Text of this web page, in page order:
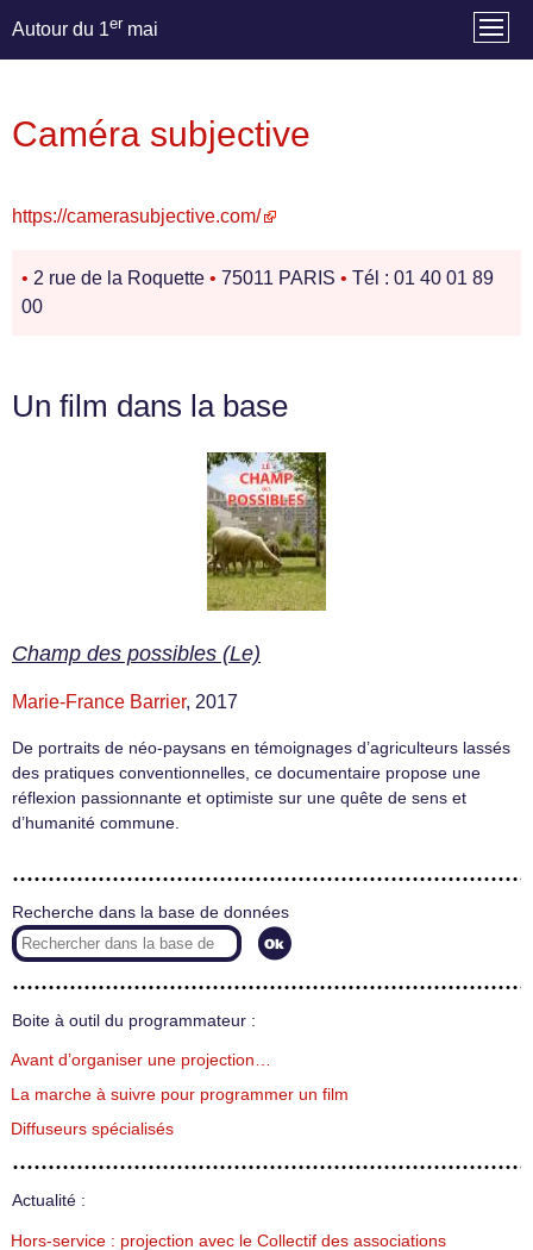
Autour du 1er mai
Caméra subjective
https://camerasubjective.com/
• 2 rue de la Roquette • 75011 PARIS • Tél : 01 40 01 89
00
Un film dans la base
Champ des possibles (Le)
Marie-France Barrier, 2017
De portraits de néo-paysans en témoignages d’agriculteurs lassés
des pratiques conventionnelles, ce documentaire propose une
réflexion passionnante et optimiste sur une quête de sens et
d’humanité commune.
Recherche dans la base de données
Boite à outil du programmateur :
Avant d’organiser une projection…
La marche à suivre pour programmer un film
Diffuseurs spécialisés
Actualité :
Hors-service : projection avec le Collectif des associations